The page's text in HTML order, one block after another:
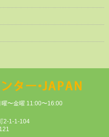
曜〜金曜 11:00〜16:00
2-1-1-104